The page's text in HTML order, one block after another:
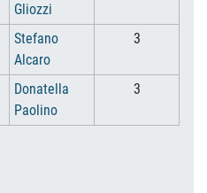
Gliozzi
Stefano
Alcaro
3
Donatella
Paolino
3